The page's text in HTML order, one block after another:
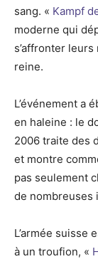
sang. « Kampf
moderne qui
s’affronter
reine.
L’événement a
en haleine : le
2006 traite des
et montre
pas seulement
de nombreuses
L’armée suisse
à un troufion, «